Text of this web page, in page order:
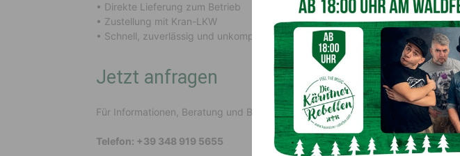
• Direkte Lieferung zum Betrieb
• Zustellung mit Kran-LKW
• Schnell, zuverlässig und unkompliziert
Jetzt anfragen
Für Informationen, Beratung und Bestellungen stehtAstrid gerne zur Verfügung:
Telefon: +39 348 919 5655